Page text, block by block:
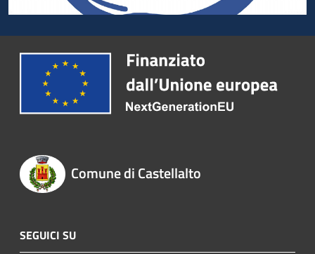
Comune di Castellalto
SEGUICI SU